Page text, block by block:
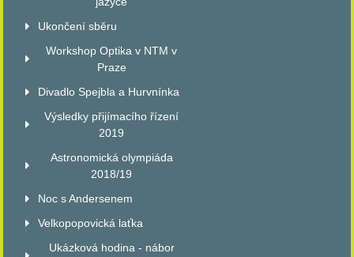
Ukončení sběru
Workshop Optika v NTM v
Praze
Divadlo Spejbla a Hurvnínka
Výsledky přijímacího řízení
2019
Astronomická olympiáda
2018/19
Noc s Andersenem
Velkopopovická laťka
Ukázková hodina - nábor